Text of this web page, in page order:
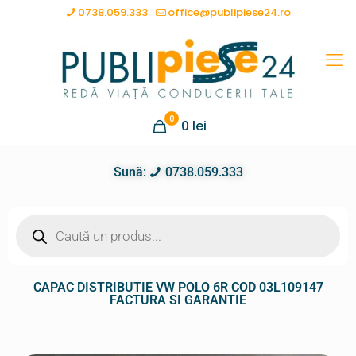
0738.059.333 office@publipiese24.ro
0 0 lei
Sună: 0738.059.333
CAPAC DISTRIBUTIE VW POLO 6R COD 03L109147
FACTURA SI GARANTIE